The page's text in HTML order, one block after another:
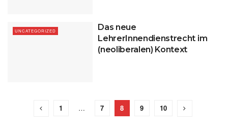
UNCATEGORIZED
Das neue
LehrerInnendienstrecht im
(neoliberalen) Kontext
1 … 7 8 9 10